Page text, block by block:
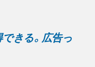
できる。広告っ